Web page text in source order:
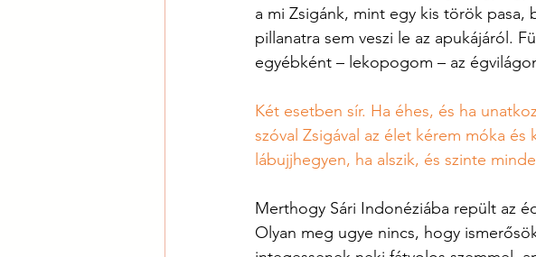
a mi Zsigánk, mint egy kis török
pillanatra sem veszi le az apukájáról.
egyébként – lekopogom – az
Két esetben sír. Ha éhes, és ha
szóval Zsigával az élet kérem móka
lábujjhegyen, ha alszik, és szinte
Merthogy Sári Indonéziába repült az
Olyan meg ugye nincs, hogy